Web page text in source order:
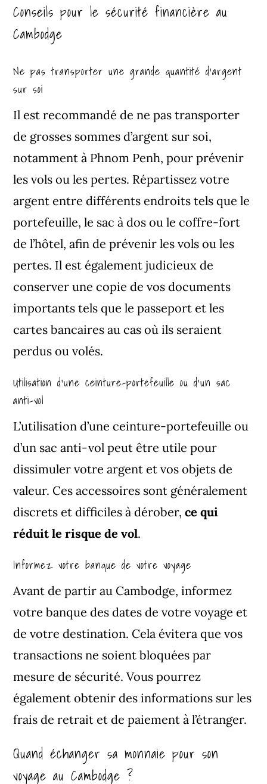
Conseils pour le sécurité financière au
Cambodge
Ne pas transporter une grande quantité d’argent
sur soi
Il est recommandé de ne pas transporter
de grosses sommes d’argent sur soi,
notamment à Phnom Penh, pour prévenir
les vols ou les pertes. Répartissez votre
argent entre différents endroits tels que le
portefeuille, le sac à dos ou le coffre-fort
de l’hôtel, afin de prévenir les vols ou les
pertes. Il est également judicieux de
conserver une copie de vos documents
importants tels que le passeport et les
cartes bancaires au cas où ils seraient
perdus ou volés.
Utilisation d’une ceinture-portefeuille ou d’un sac
anti-vol
L’utilisation d’une ceinture-portefeuille ou
d’un sac anti-vol peut être utile pour
dissimuler votre argent et vos objets de
valeur. Ces accessoires sont généralement
discrets et difficiles à dérober, ce qui
réduit le risque de vol.
Informez votre banque de votre voyage
Avant de partir au Cambodge, informez
votre banque des dates de votre voyage et
de votre destination. Cela évitera que vos
transactions ne soient bloquées par
mesure de sécurité. Vous pourrez
également obtenir des informations sur les
frais de retrait et de paiement à l’étranger.
Quand échanger sa monnaie pour son
voyage au Cambodge ?